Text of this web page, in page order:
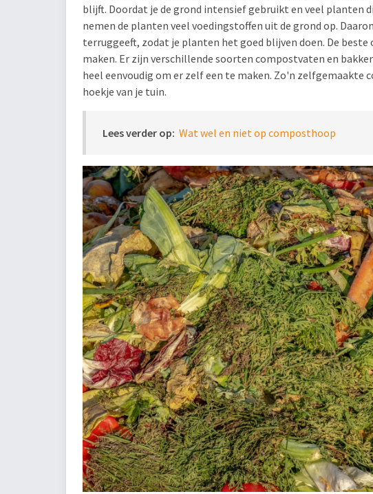
blijft. Doordat je de grond intensief gebruikt en veel planten
nemen de planten veel voedingstoffen uit de grond op.
terruggeeft, zodat je planten het goed blijven doen. De
maken. Er zijn verschillende soorten compostvaten en
heel eenvoudig om er zelf een te maken. Zo'n zelfgemaakte
hoekje van je tuin.
Lees verder op: Wat wel en niet op composthoop